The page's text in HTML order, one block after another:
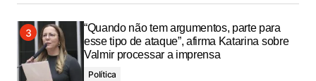
“Quando não tem argumentos, parte para
esse tipo de ataque”, afirma Katarina sobre
Valmir processar a imprensa
Política